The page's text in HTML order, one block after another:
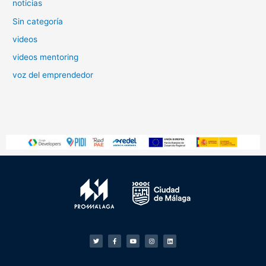
noticias
Sin categoría
videos
videos mentoring
voz del emprendedor